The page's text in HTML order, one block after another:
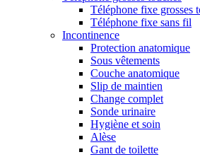
Téléphone fixe grosses
Téléphone fixe sans fil
Incontinence
Protection anatomique
Sous vêtements
Couche anatomique
Slip de maintien
Change complet
Sonde urinaire
Hygiène et soin
Alèse
Gant de toilette